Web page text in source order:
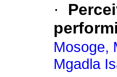
·
Mosoge,
Mgadla